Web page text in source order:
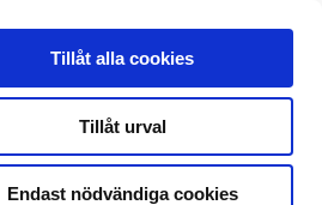
Tillåt alla cookies
Tillåt urval
Endast nödvändiga cookies